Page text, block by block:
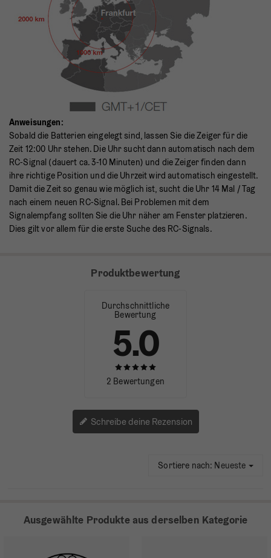
Anweisungen:
Sobald die Batterien eingelegt sind, lassen Sie die Zeiger für die
Zeit 12:00 Uhr stehen. Die Uhr sucht dann automatisch nach dem
RC-Signal (dauert ca. 3-10 Minuten) und die Zeiger finden dann
ihre richtige Position und die Uhrzeit wird automatisch eingestellt.
Damit die Zeit so genau wie möglich ist, sucht die Uhr 14 Mal / Tag
nach einem neuen RC-Signal. Bei Problemen mit dem
Signalempfang sollten Sie die Uhr näher am Fenster platzieren.
Dies gilt vor allem für die erste Suche des RC-Signals.
Produktbewertung
Durchschnittliche
Bewertung
5.0
2 Bewertungen
Schreibe deine Rezension
Sortiere nach: Neueste
Ausgewählte Produkte aus derselben Kategorie